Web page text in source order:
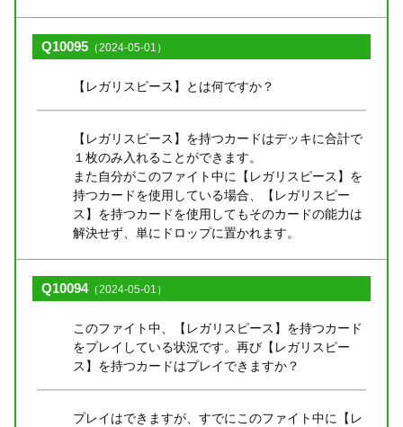
Q10095 （2024-05-01）
【レガリスピース】とは何ですか？
【レガリスピース】を持つカードはデッキに合計で
１枚のみ入れることができます。
また自分がこのファイト中に【レガリスピース】を
持つカードを使用している場合、【レガリスピー
ス】を持つカードを使用してもそのカードの能力は
解決せず、単にドロップに置かれます。
Q10094（2024-05-01）
このファイト中、【レガリスピース】を持つカード
をプレイしている状況です。再び【レガリスピー
ス】を持つカードはプレイできますか？
プレイはできますが、すでにこのファイト中に【レ